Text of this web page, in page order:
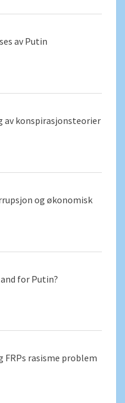
av Putin
av konspirasjonsteorier
og økonomisk
for Putin?
FRPs rasisme problem